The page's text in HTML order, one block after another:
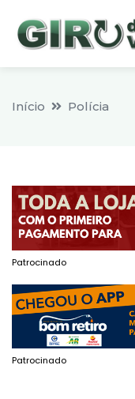
Início Polícia
Patrocinado
Patrocinado